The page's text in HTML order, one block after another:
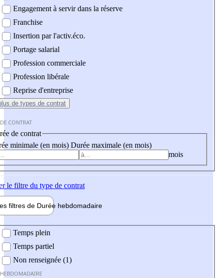
Engagement à servir dans la réserve
Franchise
Insertion par l'activ.éco.
Portage salarial
Profession commerciale
Profession libérale
Reprise d'entreprise
de types de contrat
CONTRAT
de contrat
minimale (en mois) Durée maximale (en mois)
mois
le filtre du type de contrat
filtres de Durée hebdomadaire
Temps plein
Temps partiel
Non renseignée (1)